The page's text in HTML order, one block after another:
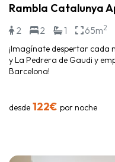
Rambla Catalunya
2 2 1 65m2
¡Imagínate despertar cada
y La Pedrera de Gaudi y
Barcelona!
desde 122€ por noche